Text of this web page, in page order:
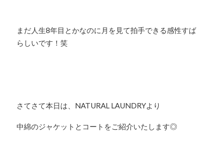
まだ人生8年目とかなのに月を見て拍手できる感性すば
らしいです！笑
さてさて本日は、NATURAL LAUNDRYより
中綿のジャケットとコートをご紹介いたします◎